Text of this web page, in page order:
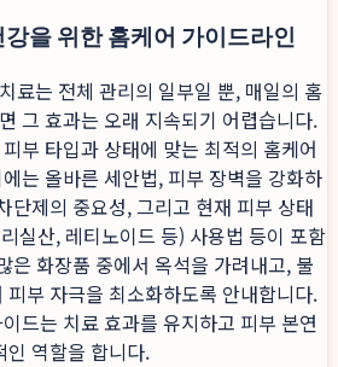
을 위한 홈케어 가이드라인
료는 전체 관리의 일부일 뿐, 매일의 홈
그 효과는 오래 지속되기 어렵습니다.
부 타입과 상태에 맞는 최적의 홈케어
는 올바른 세안법, 피부 장벽을 강화하
단제의 중요성, 그리고 현재 피부 상태
실산, 레티노이드 등) 사용법 등이 포함
은 화장품 중에서 옥석을 가려내고, 불
부 자극을 최소화하도록 안내합니다.
드는 치료 효과를 유지하고 피부 본연
인 역할을 합니다.